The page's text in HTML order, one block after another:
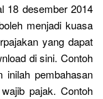
18 desember 2014
menjadi kuasa
yang dapat
di sini. Contoh
pembahasan
pajak. Contoh